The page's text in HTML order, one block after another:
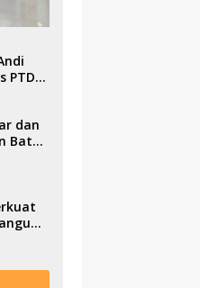
PTDH
dan
Batu